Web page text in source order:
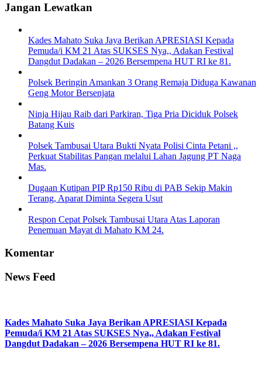
Jangan Lewatkan
Kades Mahato Suka Jaya Berikan APRESIASI Kepada
Pemuda/i KM 21 Atas SUKSES Nya,, Adakan Festival
Dangdut Dadakan – 2026 Bersempena HUT RI ke 81.
Polsek Beringin Amankan 3 Orang Remaja Diduga Kawanan
Geng Motor Bersenjata
Ninja Hijau Raib dari Parkiran, Tiga Pria Diciduk Polsek
Batang Kuis
Polsek Tambusai Utara Bukti Nyata Polisi Cinta Petani ,,
Perkuat Stabilitas Pangan melalui Lahan Jagung PT Naga
Mas.
Dugaan Kutipan PIP Rp150 Ribu di PAB Sekip Makin
Terang, Aparat Diminta Segera Usut
Respon Cepat Polsek Tambusai Utara Atas Laporan
Penemuan Mayat di Mahato KM 24.
Komentar
News Feed
Kades Mahato Suka Jaya Berikan APRESIASI Kepada
Pemuda/i KM 21 Atas SUKSES Nya,, Adakan Festival
Dangdut Dadakan – 2026 Bersempena HUT RI ke 81.